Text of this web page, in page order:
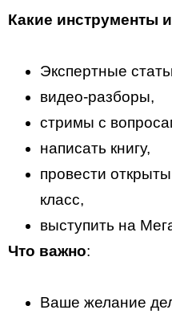
Какие инструменты
Экспертные
видео-разборы,
стримы с
написать книгу,
провести
класс,
выступить на
Что важно:
Ваше желание